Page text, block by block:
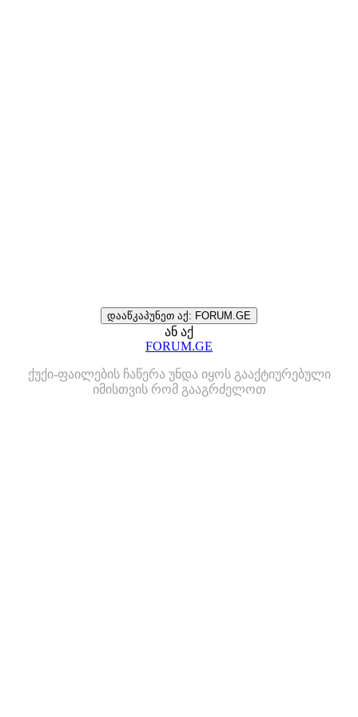
დააწკაპუნეთ აქ: FORUM.GE
ან აქ
FORUM.GE
ქუქი-ფაილების ჩაწერა უნდა იყოს გააქტიურებული
იმისთვის რომ გააგრძელოთ